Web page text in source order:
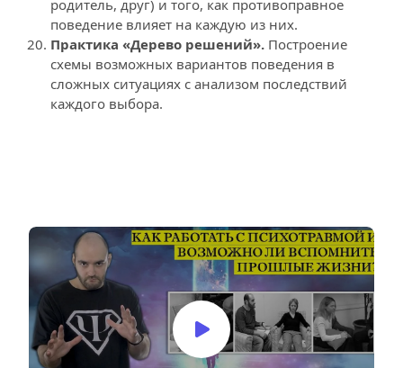
родитель, друг) и того, как противоправное
поведение влияет на каждую из них.
Практика «Дерево решений». Построение
схемы возможных вариантов поведения в
сложных ситуациях с анализом последствий
каждого выбора.